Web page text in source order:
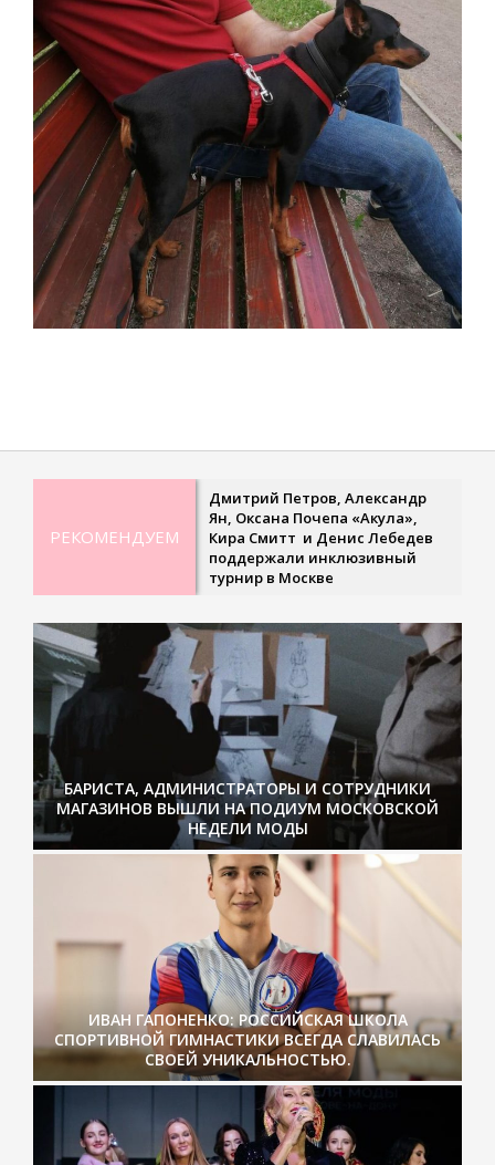
07-
РЕКОМЕНДУЕМ
Дмитрий Петров, Александр
Ян, Оксана Почепа «Акула»,
Кира Смитт и Денис Лебедев
поддержали инклюзивный
турнир в Москве
БАРИСТА, АДМИНИСТРАТОРЫ И СОТРУДНИКИ
МАГАЗИНОВ ВЫШЛИ НА ПОДИУМ МОСКОВСКОЙ
НЕДЕЛИ МОДЫ
ИВАН ГАПОНЕНКО: РОССИЙСКАЯ ШКОЛА
СПОРТИВНОЙ ГИМНАСТИКИ ВСЕГДА СЛАВИЛАСЬ
СВОЕЙ УНИКАЛЬНОСТЬЮ.